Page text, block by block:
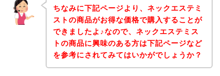
ちなみに下記ページより、ネックエステミ
ストの商品がお得な価格で購入することが
できましたよ♪なので、ネックエステミス
トの商品に興味のある方は下記ページなど
を参考にされてみてはいかがでしょうか？